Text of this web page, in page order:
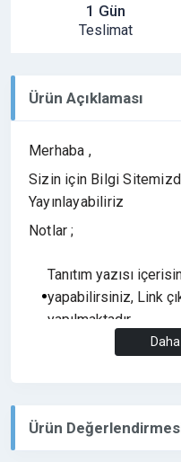
1 Gün
Teslimat
Ürün Açıklaması
Merhaba ,
Sizin için Bilgi Sitemizde
Yayınlayabiliriz
Notlar ;
Tanıtım yazısı
yapabilirsiniz, Link
yapılmaktadır.
Bahis, Medyum, 18+
eklenmiştir. Tanıtım
olmadığı sürece bir
Ürün